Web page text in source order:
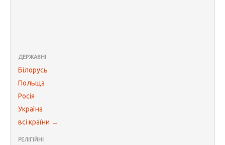
ДЕРЖАВНІ
Білорусь
Польща
Росія
Україна
всі країни →
РЕЛІГІЙНІ